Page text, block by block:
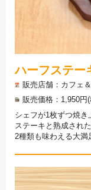
ハーフステー
販売店舗
カフェ
販売価格
1,950円
シェフが1枚ずつ焼
ステーキと熟成され
2種類も味わえる大満